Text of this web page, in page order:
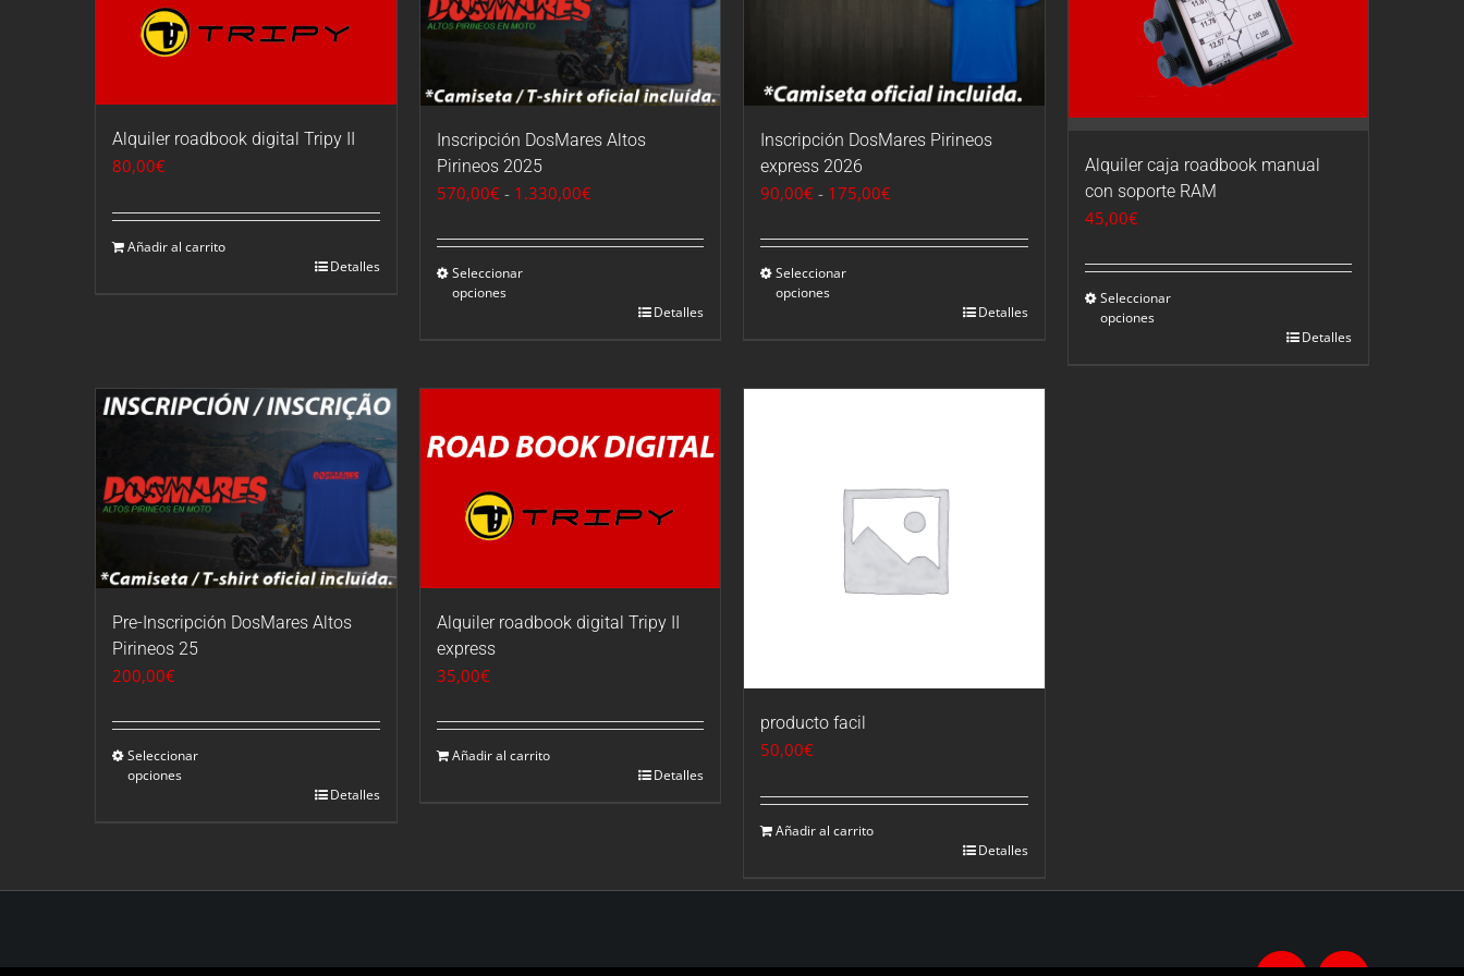
Alquiler roadbook digital Tripy II
80,00€
Añadir al carrito
Detalles
Inscripción DosMares Altos
Pirineos 2025
570,00€ - 1.330,00€Rango
precios:
Seleccionar
opciones
Detalles
Inscripción DosMares Pirineos
express 2026
90,00€ - 175,00€
precios:
Seleccionar
opciones
Detalles
Alquiler caja roadbook manual
con soporte RAM
45,00€
Seleccionar
opciones
Detalles
Pre-Inscripción DosMares Altos
Pirineos 25
200,00€
Seleccionar
opciones
Detalles
Alquiler roadbook digital Tripy II
express
35,00€
Añadir al carrito
Detalles
producto facil
50,00€
Añadir al carrito
Detalles